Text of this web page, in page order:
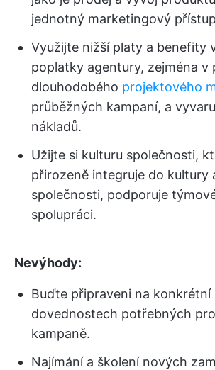
jednotný marketingový
Využijte nižší platy a benefity
poplatky agentury, zejména v
dlouhodobého projektového
průběžných kampaní, a
nákladů.
Užijte si kulturu společnosti,
přirozeně integruje do kultury
společnosti, podporuje
spolupráci.
Nevýhody:
Buďte připraveni na konkrétní
dovednostech potřebných
kampaně.
Najímání a školení nových